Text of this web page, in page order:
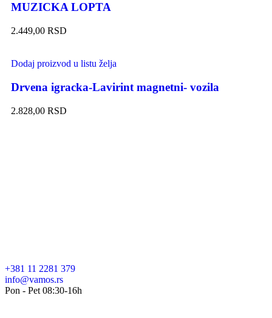
MUZICKA LOPTA
2.449,00 RSD
Dodaj proizvod u listu želja
Drvena igracka-Lavirint magnetni- vozila
2.828,00 RSD
+381 11 2281 379
info@vamos.rs
Pon - Pet 08:30-16h